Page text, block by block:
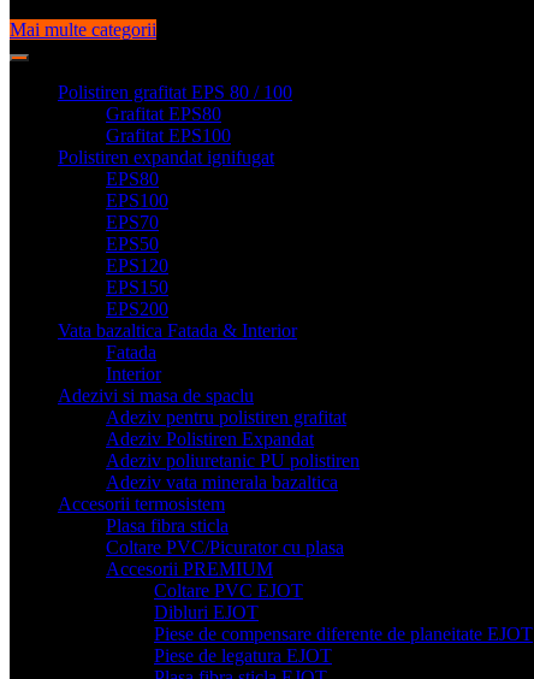
Mai multe categorii
Polistiren grafitat EPS 80 / 100
Grafitat EPS80
Grafitat EPS100
Polistiren expandat ignifugat
EPS80
EPS100
EPS70
EPS50
EPS120
EPS150
EPS200
Vata bazaltica Fatada & Interior
Fatada
Interior
Adezivi si masa de spaclu
Adeziv pentru polistiren grafitat
Adeziv Polistiren Expandat
Adeziv poliuretanic PU polistiren
Adeziv vata minerala bazaltica
Accesorii termosistem
Plasa fibra sticla
Coltare PVC/Picurator cu plasa
Accesorii PREMIUM
Coltare PVC EJOT
Dibluri EJOT
Piese de compensare diferente de planeitate EJOT
Piese de legatura EJOT